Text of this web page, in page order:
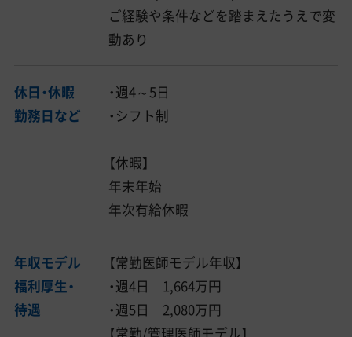
ご経験や条件などを踏まえたうえで変
動あり
休日・休暇
勤務日など
・週4～5日
・シフト制
【休暇】
年末年始
年次有給休暇
年収モデル
福利厚生・
待遇
【常勤医師モデル年収】
・週4日 1,664万円
・週5日 2,080万円
【常勤/管理医師モデル】